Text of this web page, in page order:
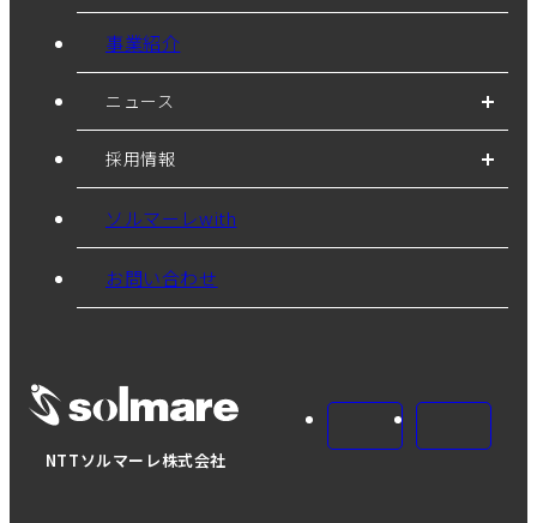
NTTソルマーレ株式会社
事業紹介
ニュース
採用情報
ソルマーレwith
お問い合わせ